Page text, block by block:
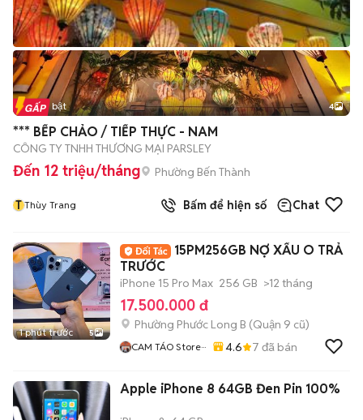
Tin nổi bật 4
*** BẾP CHẢO / TIẾP THỰC - NAM
CÔNG TY TNHH THƯƠNG MẠI PARSLEY
Đến 12 triệu/tháng Phường Bến Thành
T Thùy Trang Bấm để hiện số Chat
1 phút trước 5
15PM256GB NỢ XẤU O TRẢ
TRƯỚC
iPhone 15 Pro Max 256 GB >12 tháng
17.500.000 đ
Phường Phước Long B (Quận 9 cũ)
CAM TÁO Store··· 4.6 7 đã bán
Apple iPhone 8 64GB Đen Pin 100%